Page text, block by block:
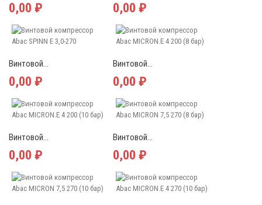
0,00 ₽ 0,00 ₽
Винтовой...
0,00 ₽
Винтовой...
0,00 ₽
Винтовой...
0,00 ₽
Винтовой...
0,00 ₽